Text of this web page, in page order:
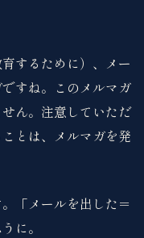
するために）、メー
すね。このメルマガ
ん。注意していただ
とは、メルマガを発
「メールを出した＝
に。